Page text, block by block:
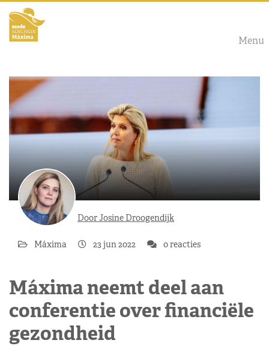
Menu
Door Josine Droogendijk
Máxima 23 jun 2022 0 reacties
Máxima neemt deel aan
conferentie over financiële
gezondheid